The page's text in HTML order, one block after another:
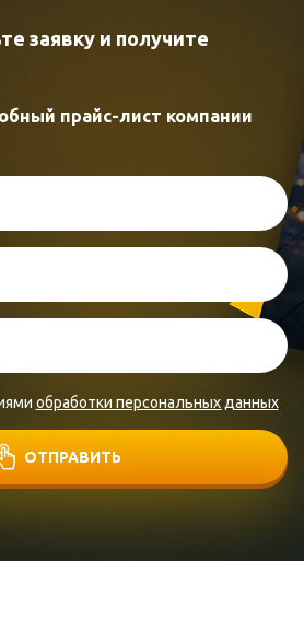
заявку и получите
прайс-лист компании
обработки персональных данных
ОТПРАВИТЬ